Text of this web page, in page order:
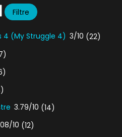
4 (My Struggle 4) 3/10 (22)
3.79/10 (14)
10 (12)